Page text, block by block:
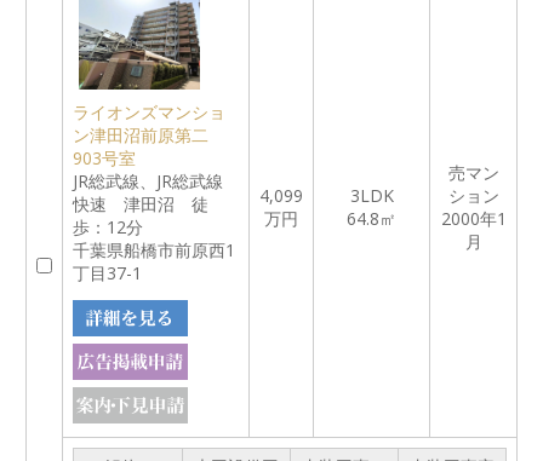
ライオンズマンショ
ン津田沼前原第二
903号室
JR総武線、JR総武線
快速 津田沼 徒
歩：12分
千葉県船橋市前原西1
丁目37-1
4,099
万円
3LDK
64.8㎡
売マン
ション
2000年1
月